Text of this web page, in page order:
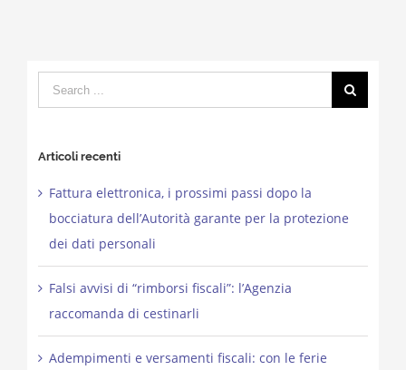
Search
for:
Articoli recenti
Fattura elettronica, i prossimi passi dopo la
bocciatura dell’Autorità garante per la protezione
dei dati personali
Falsi avvisi di “rimborsi fiscali”: l’Agenzia
raccomanda di cestinarli
Adempimenti e versamenti fiscali: con le ferie